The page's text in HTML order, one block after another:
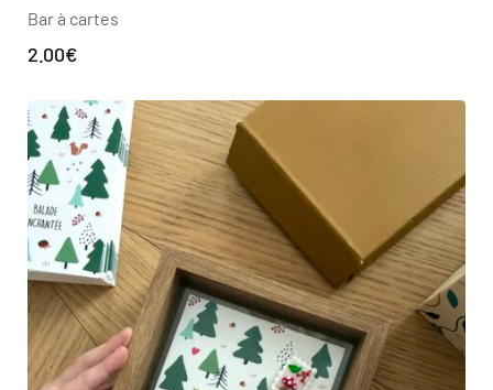
Bar à cartes
2.00€